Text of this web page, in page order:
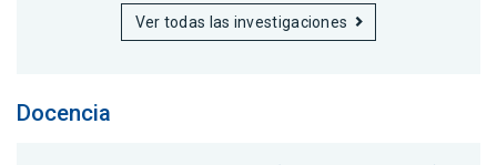
Ver todas las investigaciones
Docencia